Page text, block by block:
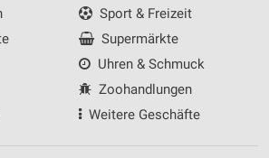
Sport & Freizeit
Supermärkte
Uhren & Schmuck
Zoohandlungen
Weitere Geschäfte